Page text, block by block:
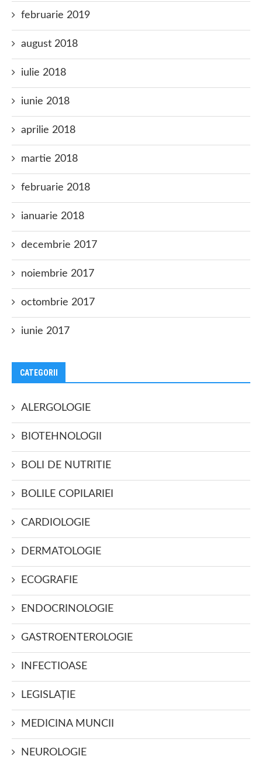
februarie 2019
august 2018
iulie 2018
iunie 2018
aprilie 2018
martie 2018
februarie 2018
ianuarie 2018
decembrie 2017
noiembrie 2017
octombrie 2017
iunie 2017
CATEGORII
ALERGOLOGIE
BIOTEHNOLOGII
BOLI DE NUTRITIE
BOLILE COPILARIEI
CARDIOLOGIE
DERMATOLOGIE
ECOGRAFIE
ENDOCRINOLOGIE
GASTROENTEROLOGIE
INFECTIOASE
LEGISLAŢIE
MEDICINA MUNCII
NEUROLOGIE